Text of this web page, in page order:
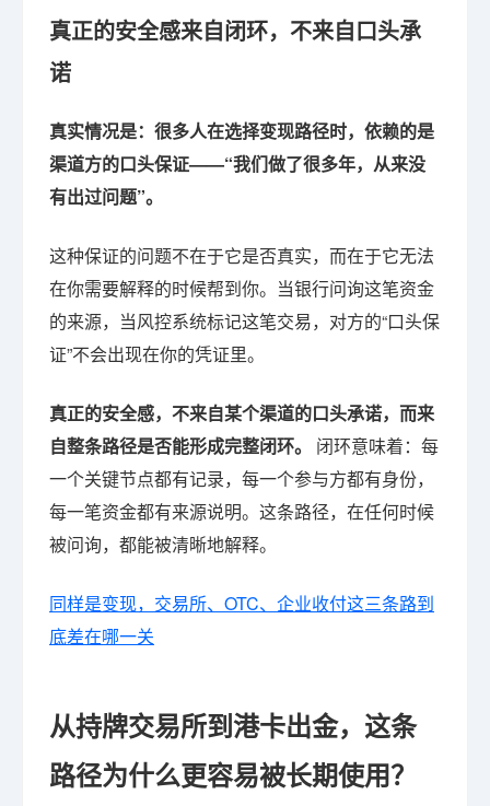
真正的安全感来自闭环，不来自口头承
诺
真实情况是：很多人在选择变现路径时，依赖的是
渠道方的口头保证——“我们做了很多年，从来没
有出过问题”。
这种保证的问题不在于它是否真实，而在于它无法
在你需要解释的时候帮到你。当银行问询这笔资金
的来源，当风控系统标记这笔交易，对方的“口头保
证”不会出现在你的凭证里。
真正的安全感，不来自某个渠道的口头承诺，而来
自整条路径是否能形成完整闭环。
闭环意味着：每
一个关键节点都有记录，每一个参与方都有身份，
每一笔资金都有来源说明。这条路径，在任何时候
被问询，都能被清晰地解释。
同样是变现，交易所、OTC、企业收付这三条路到
底差在哪一关
从持牌交易所到港卡出金，这条
路径为什么更容易被长期使用？